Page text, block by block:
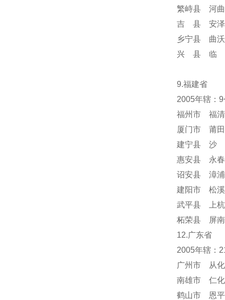
繁峙县 河
吉 县 安
乡宁县 曲
兴 县 临
9.福建省
2005年辖：
福州市 福
厦门市 莆
建宁县 沙
惠安县 永
诏安县 漳
建阳市 松
武平县 上
柘荣县 屏
12.广东省
2005年辖：
广州市 从
南雄市 仁
鹤山市 恩